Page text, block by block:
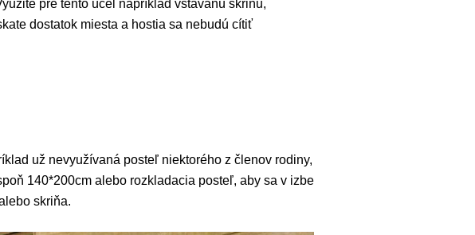
pre tento účel napríklad vstavanú skriňu,
dostatok miesta a hostia sa nebudú cítiť
už nevyužívaná posteľ niektorého z členov rodiny,
140*200cm alebo rozkladacia posteľ, aby sa v izbe
skriňa.